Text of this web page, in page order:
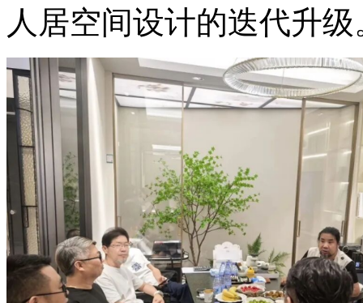
人居空间设计的迭代升级